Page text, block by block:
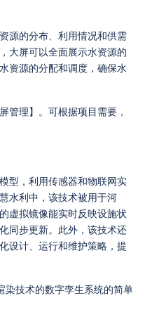
源的分布、利用情况和供需
大屏可以全面展示水资源的
资源的分配和调度，确保水
管理】。可根据项目需要，
型，利用传感器和物联网实
水利中，该技术被用于河
虚拟镜像能实时反映设施状
同步更新。此外，该技术还
设计、运行和维护策略，提
染技术的数字孪生系统的简单